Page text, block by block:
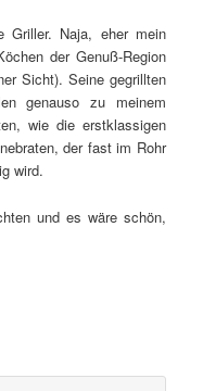
Griller. Naja, eher mein
der Genuß-Region
Sicht). Seine gegrillten
genauso zu meinem
wie die erstklassigen
der fast im Rohr
wird.
und es wäre schön,